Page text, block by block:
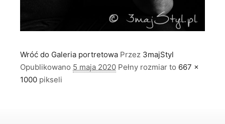
Wróć do Galeria portretowa Przez 3majStyl
Opublikowano 5 maja 2020 Pełny rozmiar to 667 ×
1000 pikseli